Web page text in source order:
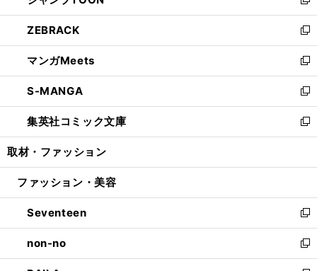
開
く
ウ
で
開
く
ン
ド
ウ
で
開
く
ウ
ィ
ン
ド
ウ
で
開
く
新
し
い
ウ
ィ
ン
ド
ウ
で
開
ZEBRACK
新
し
い
ウ
ィ
ン
ド
ウ
開
マンガMeets
新
し
い
ウ
ィ
ン
ウ
開
く
S-MANGA
新
し
い
ウ
ン
ウ
で
開
く
集英社コミック文庫
新
し
ウ
ン
ド
ウ
で
開
取材・ファッション
ファッション・美容
Seventeen
新
し
い
ウ
non-no
新
し